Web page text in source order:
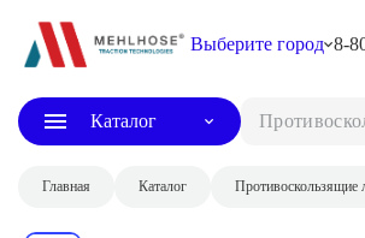
Выберите город 8-
Каталог
Главная Каталог Противоскользящие